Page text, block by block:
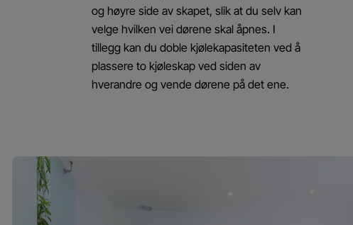
og høyre side av skapet, slik at du selv kan
velge hvilken vei dørene skal åpnes. I
tillegg kan du doble kjølekapasiteten ved å
plassere to kjøleskap ved siden av
hverandre og vende dørene på det ene.